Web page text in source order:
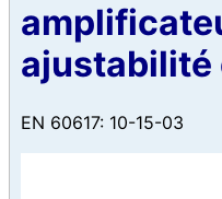
ajustabilité
EN 60617: 10-15-03